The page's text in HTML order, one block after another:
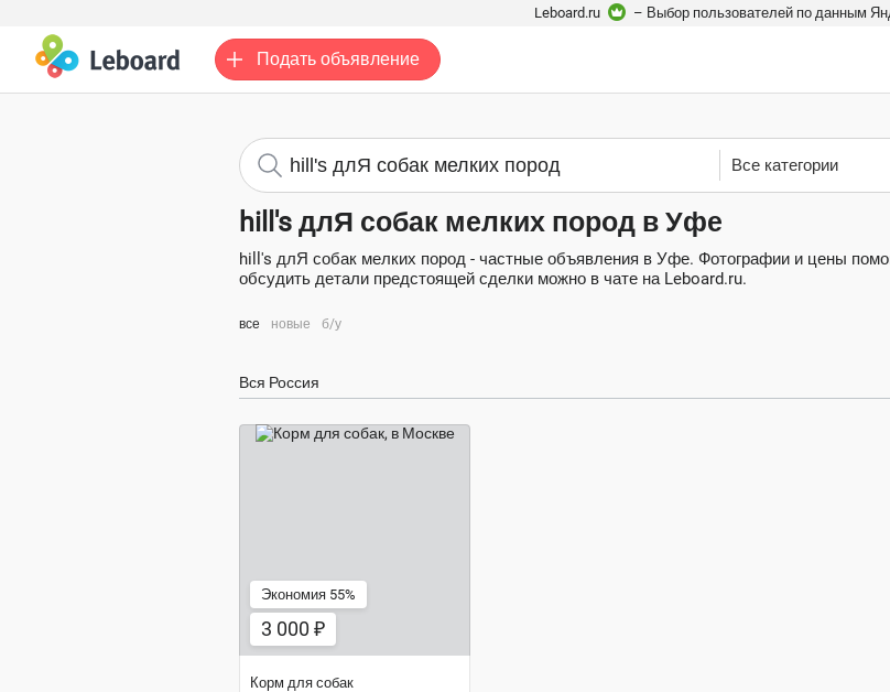
Leboard.ru – Выбор пользователей по данным
Подать объявление
Все категории
hill's длЯ собак мелких пород в Уфе
hill's длЯ собак мелких пород - частные объявления в Уфе. Фотографии и цены
обсудить детали предстоящей сделки можно в чате на Leboard.ru.
все новые б/у
Вся Россия
Экономия 55%
3 000 ₽
Корм для собак